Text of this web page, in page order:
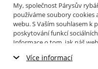
My, společnost Párysův
používáme soubory cookies
webu. S Vaším souhlasem k
poskytování funkcí
Informace o tom, jak náš
můžete přečíst, jak tyto
Více informací